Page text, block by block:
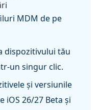
MDM de pe
dispozitivului tău
un singur clic.
și versiunile
iOS 26/27 Beta și